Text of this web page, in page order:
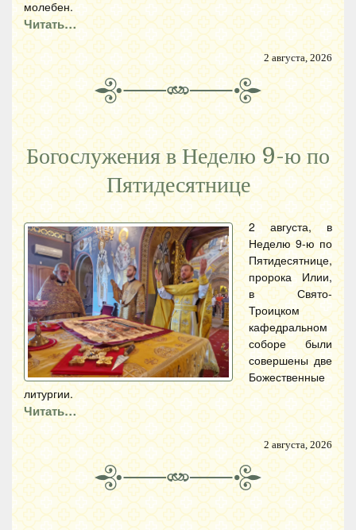
молебен.
Читать…
2 августа, 2026
Богослужения в Неделю 9-ю по
Пятидесятнице
2 августа, в
Неделю 9-ю по
Пятидесятнице,
пророка Илии,
в Свято-
Троицком
кафедральном
соборе были
совершены две
Божественные
литургии.
Читать…
2 августа, 2026